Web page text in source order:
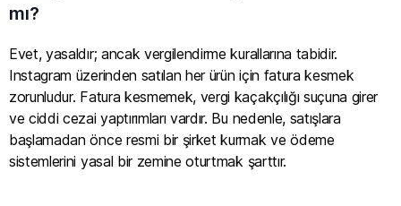
mı?
Evet, yasaldır; ancak vergilendirme kurallarına tabidir.
Instagram üzerinden satılan her ürün için fatura kesmek
zorunludur. Fatura kesmemek, vergi kaçakçılığı suçuna girer
ve ciddi cezai yaptırımları vardır. Bu nedenle, satışlara
başlamadan önce resmi bir şirket kurmak ve ödeme
sistemlerini yasal bir zemine oturtmak şarttır.